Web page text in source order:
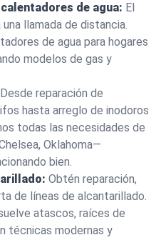
de agua: El
llamada de distancia.
de agua para hogares
modelos de gas y
Desde reparación de
hasta arreglo de inodoros
todas las necesidades de
Oklahoma—
bien.
Obtén reparación,
de líneas de alcantarillado.
atascos, raíces de
técnicas modernas y